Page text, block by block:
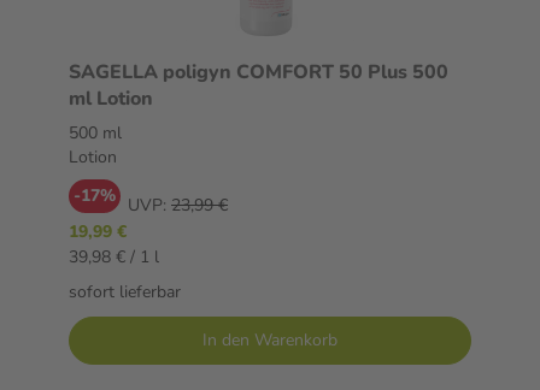
SAGELLA poligyn COMFORT 50 Plus 500
ml Lotion
500 ml
Lotion
-17% UVP: 23,99 €
19,99 €
39,98 € / 1 l
sofort lieferbar
In den Warenkorb